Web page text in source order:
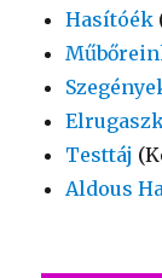
Hasítóék
Testtáj
Aldous